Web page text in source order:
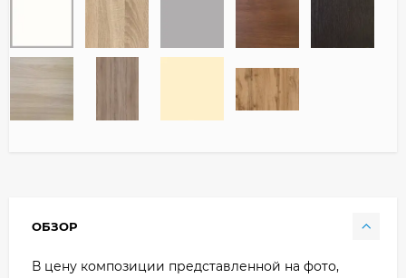
ОБЗОР
В цену композиции представленной на фото,